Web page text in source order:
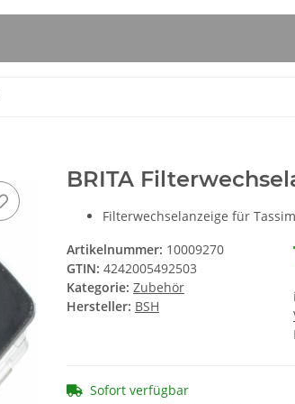
BRITA
Filterwechselanzeige für
Artikelnummer: 10009270
GTIN: 4242005492503
Kategorie: Zubehör
Hersteller: BSH
Sofort verfügbar